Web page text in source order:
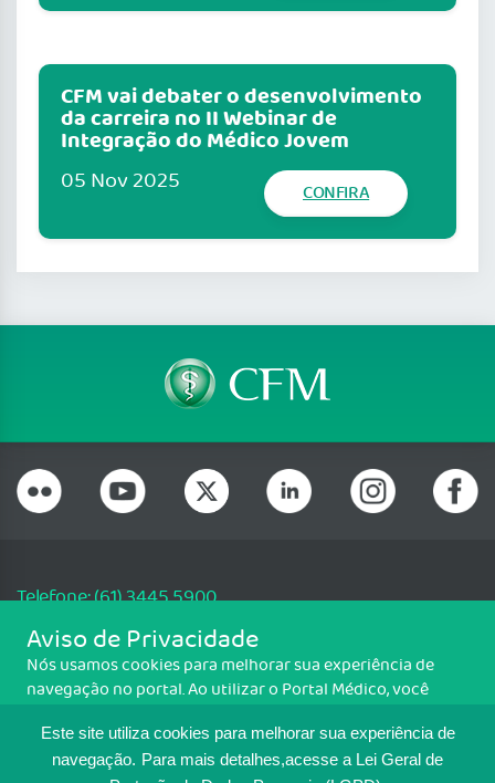
Este site utiliza cookies para melhorar sua experiência de
navegação. Para mais detalhes,acesse a Lei Geral de
CFM vai debater o desenvolvimento
da carreira no II Webinar de
Integração do Médico Jovem
05 Nov 2025 CONFIRA
Telefone: (61) 3445 5900
Email: cfm@portalmedico.org.br
SGAS 616, Conjunto D, Lote 115, L2 Sul, Brasília/DF - CEP: 70200-760 -
CNPJ: 33.583.550/0001-30
MAPA DO SITE
Aviso de Privacidade
Nós usamos cookies para melhorar sua experiência de
navegação no portal. Ao utilizar o Portal Médico, você
Para ter mais informações sobre como isso é feito, acesse
Política de cookies. Se você concorda, clique em ACEITO.